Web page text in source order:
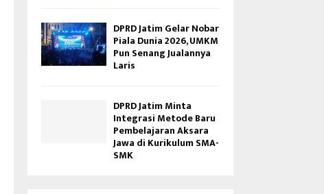
DPRD Jatim Gelar Nobar
Piala Dunia 2026, UMKM
Pun Senang Jualannya
Laris
DPRD Jatim Minta
Integrasi Metode Baru
Pembelajaran Aksara
Jawa di Kurikulum SMA-
SMK